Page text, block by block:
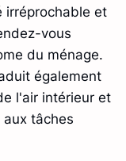
irréprochable et
vous
du ménage.
également
l'air intérieur et
tâches